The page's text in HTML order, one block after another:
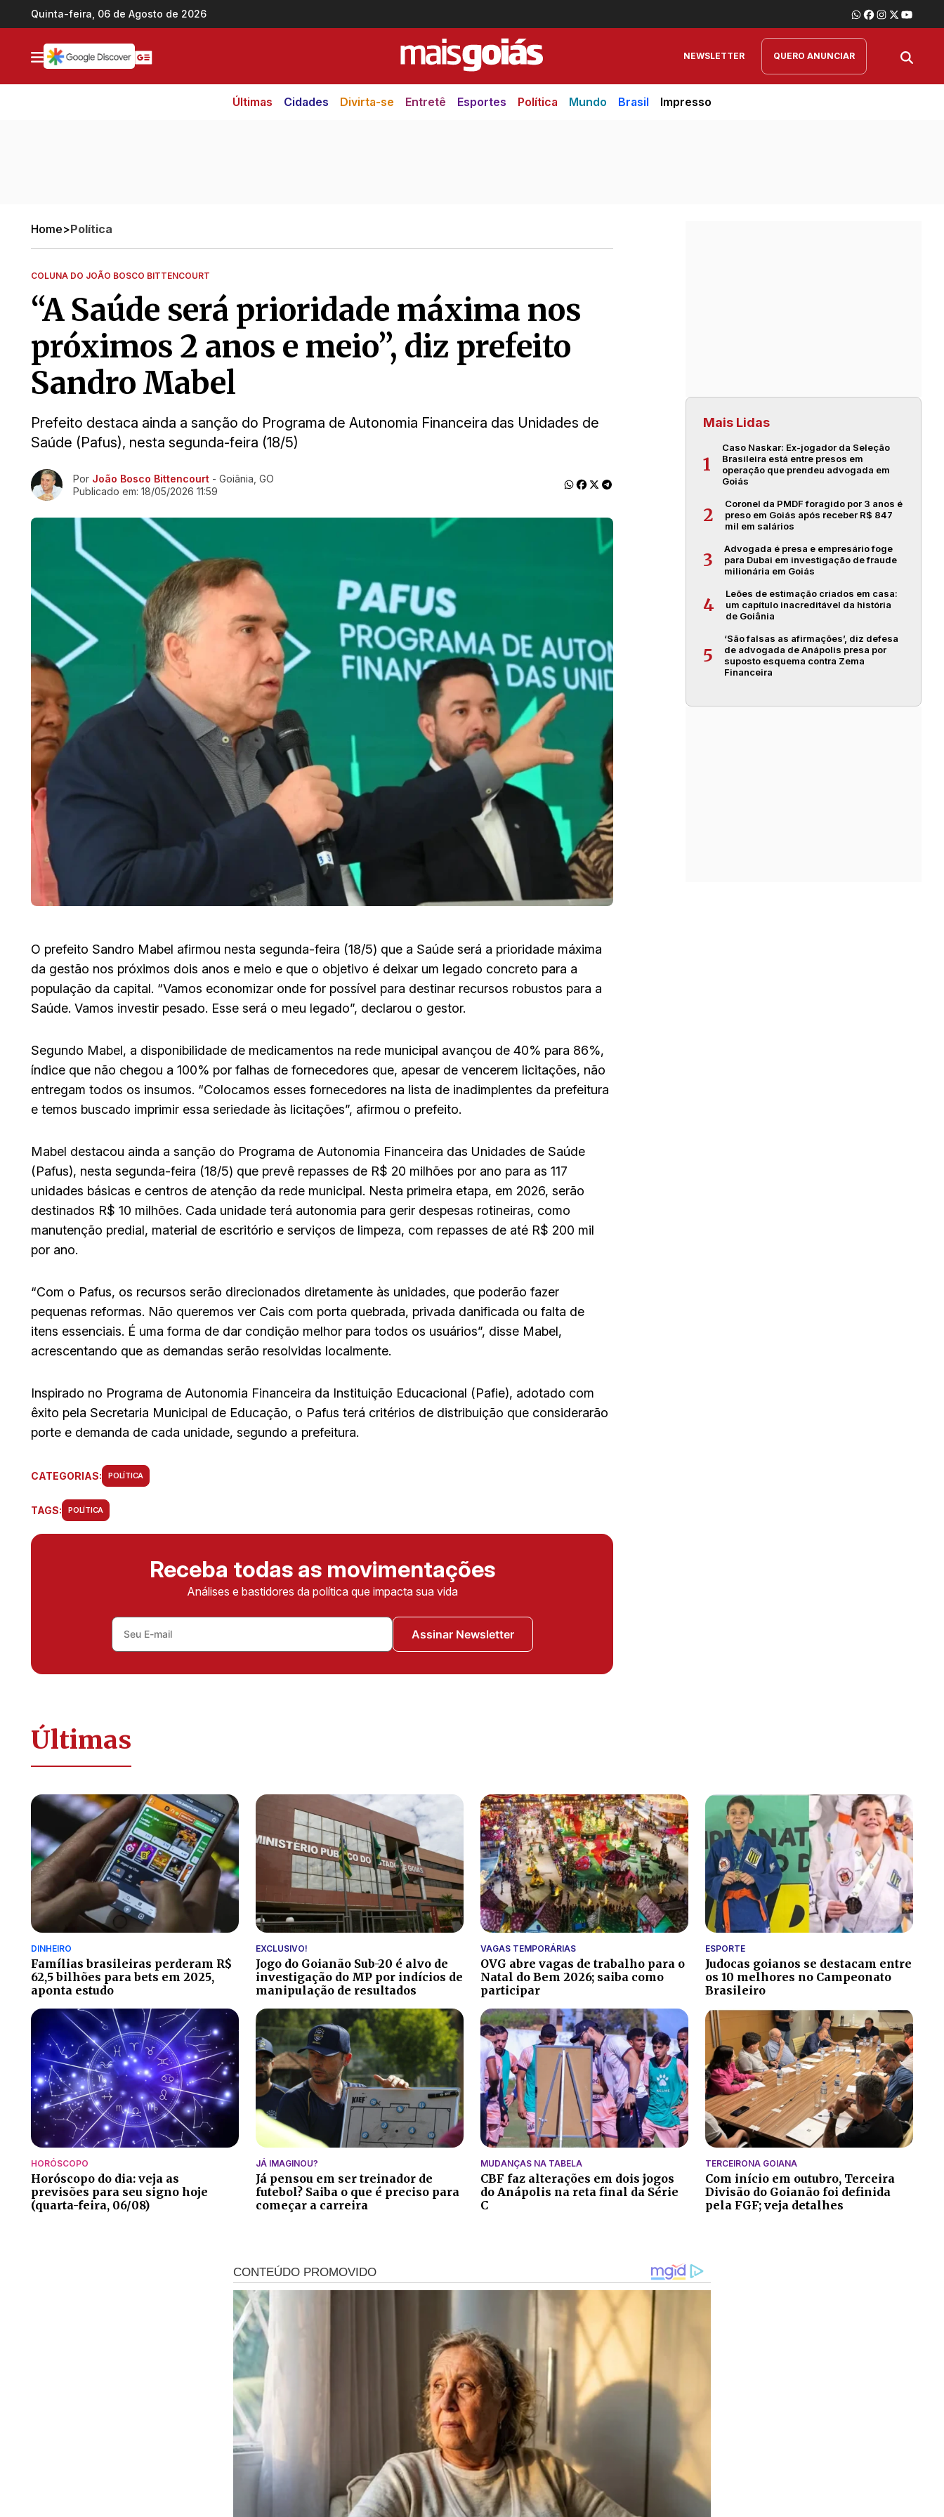
Ir direto pro conteúdo
Quinta-feira, 06 de Agosto de 2026
NEWSLETTER QUERO ANUNCIAR
Últimas Cidades Divirta-se Entretê Esportes Política Mundo Brasil Impresso
Home>Política
COLUNA DO JOÃO BOSCO BITTENCOURT
“A Saúde será prioridade máxima nos
próximos 2 anos e meio”, diz prefeito
Sandro Mabel
Prefeito destaca ainda a sanção do Programa de Autonomia Financeira das Unidades de
Saúde (Pafus), nesta segunda-feira (18/5)
Ir direto pra matéria
Por João Bosco Bittencourt - Goiânia, GO
Publicado em: 18/05/2026 11:59
O prefeito Sandro Mabel afirmou nesta segunda-feira (18/5) que a Saúde será a prioridade máxima
da gestão nos próximos dois anos e meio e que o objetivo é deixar um legado concreto para a
população da capital. “Vamos economizar onde for possível para destinar recursos robustos para a
Saúde. Vamos investir pesado. Esse será o meu legado”, declarou o gestor.
Segundo Mabel, a disponibilidade de medicamentos na rede municipal avançou de 40% para 86%,
índice que não chegou a 100% por falhas de fornecedores que, apesar de vencerem licitações, não
entregam todos os insumos. “Colocamos esses fornecedores na lista de inadimplentes da prefeitura
e temos buscado imprimir essa seriedade às licitações”, afirmou o prefeito.
Mabel destacou ainda a sanção do Programa de Autonomia Financeira das Unidades de Saúde
(Pafus), nesta segunda-feira (18/5) que prevê repasses de R$ 20 milhões por ano para as 117
unidades básicas e centros de atenção da rede municipal. Nesta primeira etapa, em 2026, serão
destinados R$ 10 milhões. Cada unidade terá autonomia para gerir despesas rotineiras, como
manutenção predial, material de escritório e serviços de limpeza, com repasses de até R$ 200 mil
por ano.
“Com o Pafus, os recursos serão direcionados diretamente às unidades, que poderão fazer
pequenas reformas. Não queremos ver Cais com porta quebrada, privada danificada ou falta de
itens essenciais. É uma forma de dar condição melhor para todos os usuários”, disse Mabel,
acrescentando que as demandas serão resolvidas localmente.
Inspirado no Programa de Autonomia Financeira da Instituição Educacional (Pafie), adotado com
êxito pela Secretaria Municipal de Educação, o Pafus terá critérios de distribuição que considerarão
porte e demanda de cada unidade, segundo a prefeitura.
CATEGORIAS: POLÍTICA
TAGS: POLÍTICA
Receba todas as movimentações
Análises e bastidores da política que impacta sua vida
Assinar Newsletter
Mais Lidas
1
Caso Naskar: Ex-jogador da Seleção
Brasileira está entre presos em
operação que prendeu advogada em
Goiás
2
Coronel da PMDF foragido por 3 anos é
preso em Goiás após receber R$ 847
mil em salários
3
Advogada é presa e empresário foge
para Dubai em investigação de fraude
milionária em Goiás
4
Leões de estimação criados em casa:
um capítulo inacreditável da história
de Goiânia
5
‘São falsas as afirmações’, diz defesa
de advogada de Anápolis presa por
suposto esquema contra Zema
Financeira
Últimas
DINHEIRO
Famílias brasileiras perderam R$
62,5 bilhões para bets em 2025,
aponta estudo
EXCLUSIVO!
Jogo do Goianão Sub-20 é alvo de
investigação do MP por indícios de
manipulação de resultados
VAGAS TEMPORÁRIAS
OVG abre vagas de trabalho para o
Natal do Bem 2026; saiba como
participar
ESPORTE
Judocas goianos se destacam entre
os 10 melhores no Campeonato
Brasileiro
HORÓSCOPO
Horóscopo do dia: veja as
previsões para seu signo hoje
(quarta-feira, 06/08)
JÁ IMAGINOU?
Já pensou em ser treinador de
futebol? Saiba o que é preciso para
começar a carreira
MUDANÇAS NA TABELA
CBF faz alterações em dois jogos
do Anápolis na reta final da Série
C
TERCEIRONA GOIANA
Com início em outubro, Terceira
Divisão do Goianão foi definida
pela FGF; veja detalhes